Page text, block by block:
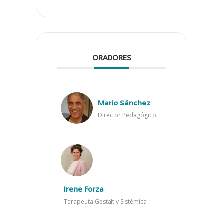
ORADORES
Mario Sánchez
Director Pedagógico
Irene Forza
Terapeuta Gestalt y Sistémica